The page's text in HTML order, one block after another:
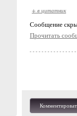
+ в цитатник
Cообщение
Прочитать